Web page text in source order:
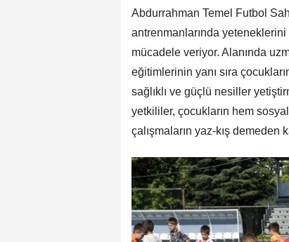
Abdurrahman Temel Futbol
antrenmanlarında
mücadele veriyor. Alanında
eğitimlerinin yanı sıra
sağlıklı ve güçlü nesiller
yetkililer, çocukların hem
çalışmaların yaz-kış demeden